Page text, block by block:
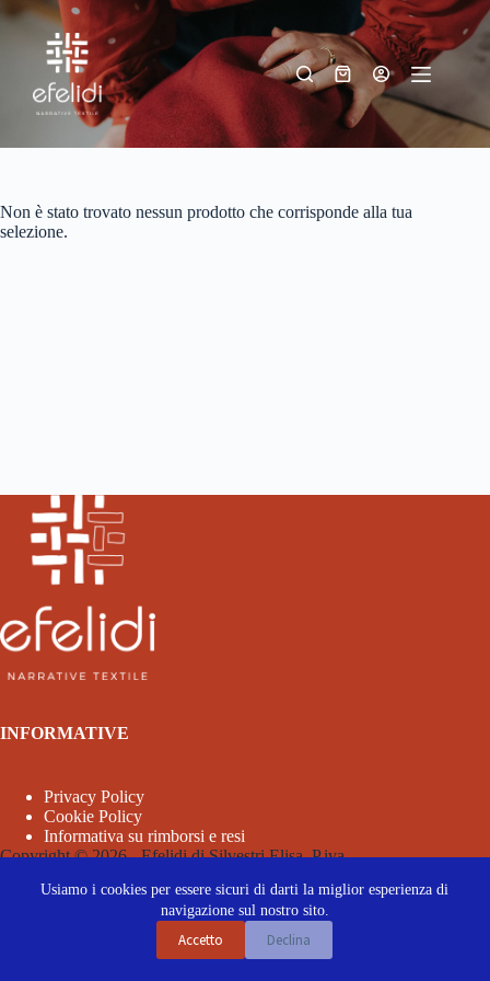
Salta
contenuto
Usiamo i cookies per essere sicuri di darti la miglior esperienza di
navigazione sul nostro sito.
Accetto Declina
Carrello
Non è stato trovato nessun prodotto che corrisponde alla tua
selezione.
INFORMATIVE
Privacy Policy
Cookie Policy
Informativa su rimborsi e resi
Copyright © 2026 - Efelidi di Silvestri Elisa. P.iva